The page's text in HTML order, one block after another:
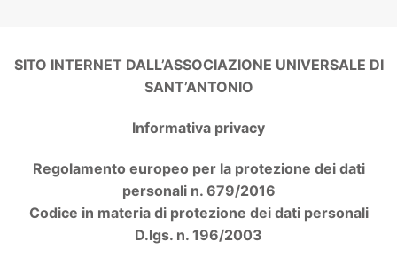
SITO INTERNET DALL’ASSOCIAZIONE UNIVERSALE DI
SANT’ANTONIO
Informativa privacy
Regolamento europeo per la protezione dei dati
personali n. 679/2016
Codice in materia di protezione dei dati personali
D.lgs. n. 196/2003